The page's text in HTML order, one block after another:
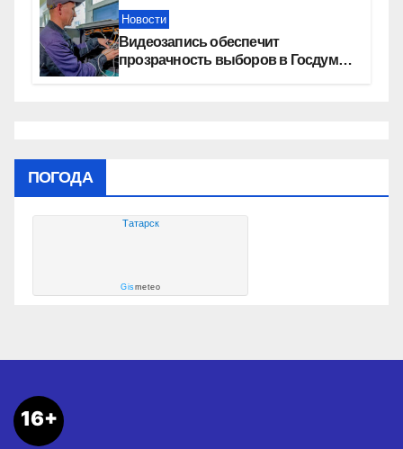
Новости
Видеозапись обеспечит
прозрачность выборов в Госдуму
ПОГОДА
Татарск
Gismeteo
16+